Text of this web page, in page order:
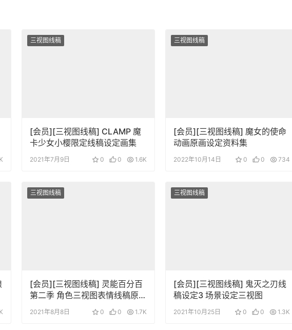
三视图线稿
[会员][三视图线稿] CLAMP 魔
卡少女小樱限定线稿设定画集
2021年7月9日 0 0 1.6K
三视图线稿
[会员][三视图线稿] 魔女的使命
动画原画设定资料集
2022年10月14日 0 0 734
三视图线稿
[会员][三视图线稿] 灵能百分百
第二季 角色三视图表情线稿原
画集
2021年8月8日 0 0 1.7K
三视图线稿
[会员][三视图线稿] 鬼灭之刃线
稿设定3 场景设定三视图
2021年10月25日 0 0 1.3K